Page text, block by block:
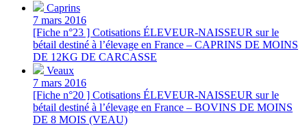
Caprins
7 mars 2016
[Fiche n°23 ] Cotisations ÉLEVEUR-NAISSEUR sur le
bétail destiné à l’élevage en France – CAPRINS DE MOINS
DE 12KG DE CARCASSE
Veaux
7 mars 2016
[Fiche n°20 ] Cotisations ÉLEVEUR-NAISSEUR sur le
bétail destiné à l’élevage en France – BOVINS DE MOINS
DE 8 MOIS (VEAU)